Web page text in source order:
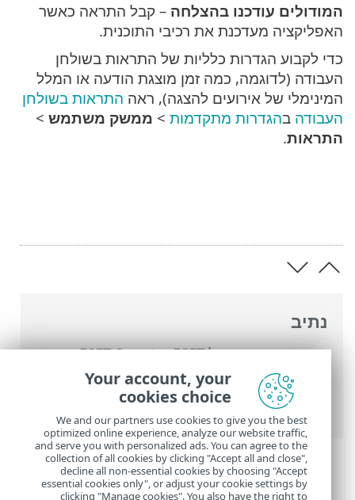
נתיב
העזרה המקוונת של ESET >
ESET Smart
Security Premium
>הגדרות מתקדמות
התראות>הודעות שולחן עבודה> רשימת
התראות בשולחן העבודה
המודולים עודכנו בהצלחה – קבל התראה כאשר
האפליקציה מעדכנת את רכיבי התוכנית.
כדי לקבוע הגדרות כלליות של התראות בשולחן
העבודה (לדוגמה, כמה זמן מוצגת הודעה או המלל
המינימלי של אירועים להצגה), ראה התראות בשולחן
העבודה בהגדרות מתקדמות > ממשק משתמש >
התראות.
Your account, your
cookies choice
We and our partners use cookies to give you the best
optimized online experience, analyze our website traffic,
and serve you with personalized ads. You can agree to the
collection of all cookies by clicking "Accept all and close",
decline all non-essential cookies by choosing "Accept
essential cookies only", or adjust your cookie settings by
clicking "Manage cookies". You also have the right to